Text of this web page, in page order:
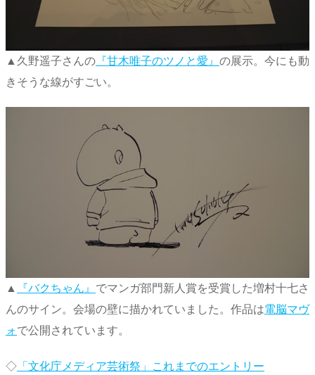
▲久野遥子さんの 『甘木唯子のツノと愛』 の展示。今にも動
きそうな線がすごい。
▲ 『バクちゃん』 でマンガ部門新人賞を受賞した増村十七さ
んのサイン。会場の壁に描かれていました。作品は電脳マヴ
ォで公開されています。
◇ 「文化庁メディア芸術祭」これまでのエントリー